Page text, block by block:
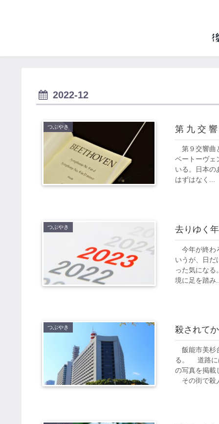
2022-12
つぶやき 第 九 交
第９交響曲
ベートーヴ
いる。日本
はずはなく...
つぶやき 去りゆく
今年が終わ
いうが、日
った気にな
境に足を踏み
つぶやき 殺されて
飯能市美杉
る。 道路に
の写真を掲載
その街で殺